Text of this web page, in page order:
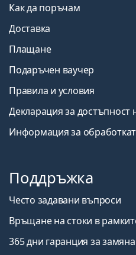
Как да поръчам
Доставка
Плащане
Подаръчен ваучер
Правила и условия
Декларация за достъпност
Информация за
Поддръжка
Често задавани въпроси
Връщане на стоки в
365 дни гаранция за замяна